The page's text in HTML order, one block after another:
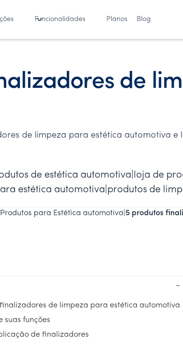
Funcionalidades Planos Blog
de
de limpeza para estética automotiva
de estética automotiva|loja de
estética automotiva|produtos de
para Estética automotiva 5 produtos
−
de limpeza para estética automotiva
suas funções
de finalizadores